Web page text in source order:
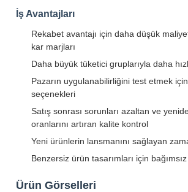
İş Avantajları
Rekabet avantajı için daha düşük
kar marjları
Daha büyük tüketici gruplarıyla daha
Pazarın uygulanabilirliğini test etmek
seçenekleri
Satış sonrası sorunları azaltan ve
oranlarını artıran kalite kontrol
Yeni ürünlerin lansmanını sağlayan
Benzersiz ürün tasarımları için
Ürün Görselleri